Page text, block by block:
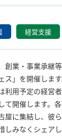
経営支援
創業・事業承継
」を開催します
利用予定の経営
て開催します。
屋に集結し、彼
しみなくシェア